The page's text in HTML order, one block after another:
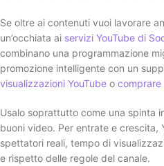
Se oltre ai contenuti vuoi lavorare
un’occhiata ai servizi YouTube di
combinano una programmazione
promozione intelligente con un
visualizzazioni YouTube o comprare
Usalo soprattutto come una spinta
buoni video. Per entrate e crescita,
spettatori reali, tempo di
e rispetto delle regole del canale.